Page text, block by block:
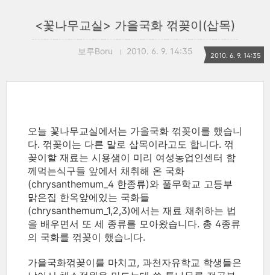
<꽃나무교실> 가을국화 꺾꽂이(삽목)
보루Boru 2010. 6. 9. 14:35 2010. 6. 9. 14:35
오늘 꽃나무교실에서는 가을국화 꺾꽂이를 했습니
다. 꺾꽂이는 다른 말로 삽목이라고도 합니다. 꺾
꽂이할 재료는 시용샘이 미리 여성농업인센터 함
께먹는식구들 앞에서 채취해 온 국화
(chrysanthemum_4 한종류)와 풀무학교 고등부
맑은집 한옥앞에있는 국화들
(chrysanthemum_1,2,3)에서는 재료 채취하는 법
을 배우면서 또 세 종류를 모아왔습니다. 총 4종류
의 국화를 꺾꽂이 했습니다.
가을국화꺾꽂이를 마치고, 과천자유학교 학생들은